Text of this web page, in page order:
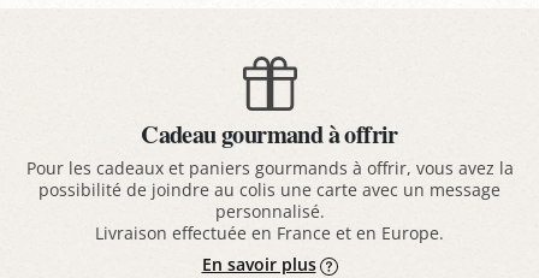
Cadeau gourmand à offrir
Pour les cadeaux et paniers gourmands à offrir, vous avez la
possibilité de joindre au colis une carte avec un message
personnalisé.
Livraison effectuée en France et en Europe.
En savoir plus